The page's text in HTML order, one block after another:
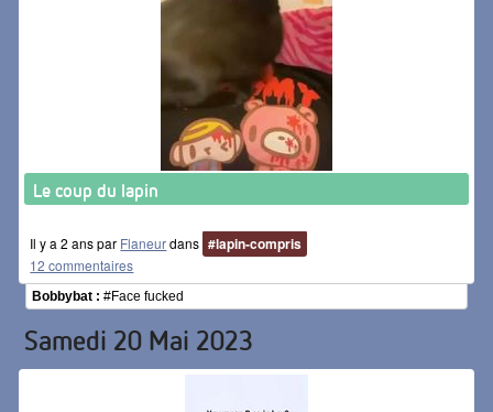
Le coup du lapin
Il y a 2 ans par Flaneurdans #lapin-compris
12 commentaires
Bobbybat : #Face fucked
Samedi 20 Mai 2023